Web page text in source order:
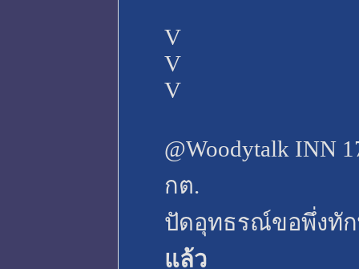
V
V
V
@Woodytalk INN
กต.
ปัดอุทธรณ์ขอพึ่งทั
แล้ว